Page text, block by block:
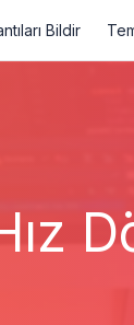
Bildir